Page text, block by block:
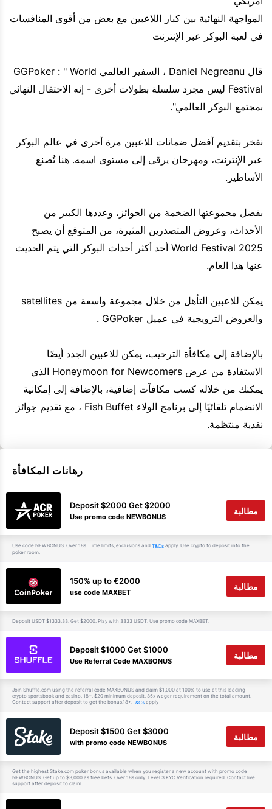
المواجهة النهائية بين كبار اللاعبين مع بعض من أقوى المنافسات
في لعبة البوكر عبر الإنترنت
قال Daniel Negreanu ، السفير العالمي GGPoker : " World
Festival ليس مجرد سلسلة بطولات أخرى - إنه الاحتفال النهائي
بمجتمع البوكر العالمي".
نفخر بتقديم أفضل ضمانات للاعبين مرة أخرى في عالم البوكر
عبر الإنترنت، ومهرجان يرقى إلى مستوى اسمه. هنا تُصنع
الأساطير.
بفضل مجموعتها الضخمة من الجوائز، وعددها الكبير من
الأحداث، وعروض المتصدرين المثيرة، من المتوقع أن يصبح
World Festival 2025 أحد أكثر أحداث البوكر التي يتم الحديث
عنها هذا العام.
يمكن للاعبين التأهل من خلال مجموعة واسعة من satellites
والعروض الترويجية في عميل GGPoker .
بالإضافة إلى مكافأة الترحيب، يمكن للاعبين الجدد أيضًا
الاستفادة من عرض Honeymoon for Newcomers الذي
يمكنك من خلاله كسب مكافآت إضافية، بالإضافة إلى إمكانية
الانضمام تلقائيًا إلى برنامج الولاء Fish Buffet ، مع تقديم جوائز
نقدية منتظمة.
رهانات المكافأة
Deposit $2000 Get $2000
Use promo code NEWBONUS
مطالبة
Use code NEWBONUS. Over 18s. Time limits, exclusions and T&Cs apply. Use crypto to deposit into the
poker room.
150% up to €2000
use code MAXBET
مطالبة
Deposit USDT $1333.33. Get $2000. Play with 3333 USDT. Use promo code MAXBET.
Deposit $1000 Get $1000
Use Referral Code MAXBONUS
مطالبة
Join Shuffle.com using the referral code MAXBONUS and claim $1,000 at 100% to use at this leading
crypto sportsbook and casino. 18+. $20 minimum deposit. 35x wager requirement on the total amount.
Contact support after deposit to get the bonus.18+.T&Cs apply
Deposit $1500 Get $3000
with promo code NEWBONUS
مطالبة
Get the highest Stake.com poker bonus available when you register a new account with promo code
NEWBONUS. Get up to $3,000 as free bets. Over 18s only. Level 3 KYC Verification required. Contact live
support after deposit to claim.